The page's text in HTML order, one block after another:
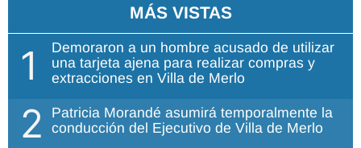
MÁS VISTAS
1
Demoraron a un hombre acusado de utilizar
una tarjeta ajena para realizar compras y
extracciones en Villa de Merlo
2
Patricia Morandé asumirá temporalmente la
conducción del Ejecutivo de Villa de Merlo